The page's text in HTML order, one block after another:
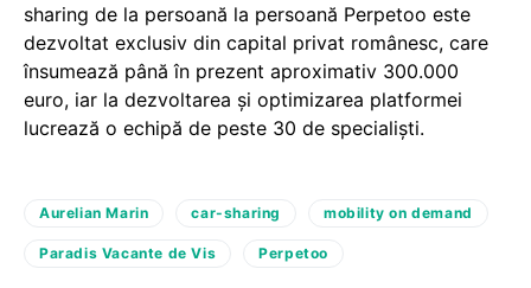
sharing de la persoană la persoană Perpetoo este
dezvoltat exclusiv din capital privat românesc, care
însumează până în prezent aproximativ 300.000
euro, iar la dezvoltarea și optimizarea platformei
lucrează o echipă de peste 30 de specialiști.
Aurelian Marin car-sharing mobility on demand
Paradis Vacante de Vis Perpetoo